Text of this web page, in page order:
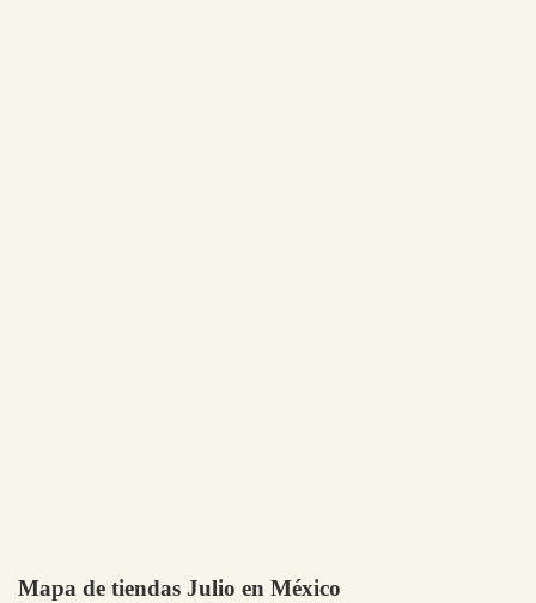
Mapa de tiendas Julio en México